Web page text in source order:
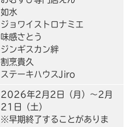
如水
ジョワイストロナミエ
味感さとう
ジンギスカン絆
割烹貴久
ステーキハウスJiro
2026年2月2日（月）〜2月
21日（土）
※早期終了することがありま